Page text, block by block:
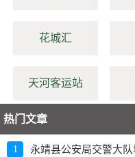
花城汇
天河客运站
热门文章
1